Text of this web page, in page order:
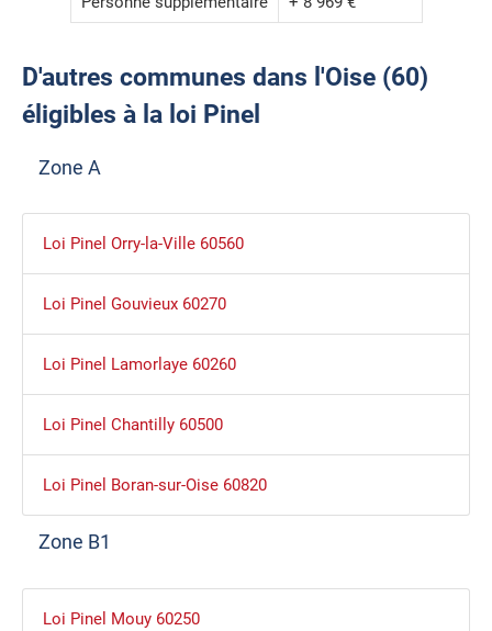
D'autres communes dans l'Oise (60)
éligibles à la loi Pinel
Zone A
Loi Pinel Orry-la-Ville 60560
Loi Pinel Gouvieux 60270
Loi Pinel Lamorlaye 60260
Loi Pinel Chantilly 60500
Loi Pinel Boran-sur-Oise 60820
Zone B1
Loi Pinel Mouy 60250